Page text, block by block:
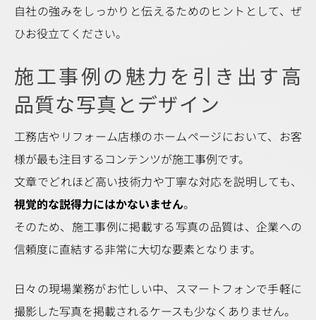
自社の強みをしっかりと伝えるためのヒントとして、ぜ
ひお役立てください。
施工事例の魅力を引き出す高
品質な写真とデザイン
工務店やリフォーム店様のホームページにおいて、お客
様が最も注目するコンテンツが施工事例です。
文章でどれほど高い技術力や丁寧な対応を説明しても、
視覚的な説得力にはかないません。
そのため、施工事例に掲載する写真の品質は、企業への
信頼度に直結する非常に大切な要素となります。
日々の現場業務がお忙しい中、スマートフォンで手軽に
撮影した写真を掲載されるケースも少なくありません。